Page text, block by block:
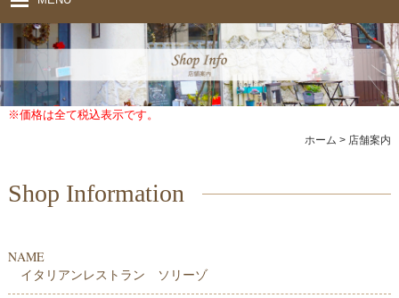
ホーム
コンセプト
ドリンク
※価格は全て税込表示です。
ホーム > 店舗案内
Shop Information
NAME
イタリアンレストラン ソリーゾ